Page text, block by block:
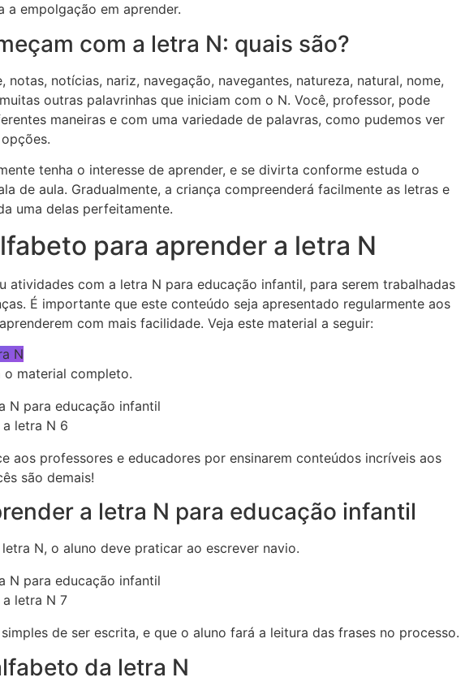
a empolgação em aprender.
com a letra N: quais são?
notas, notícias, nariz, navegação, navegantes, natureza, natural, nome,
outras palavrinhas que iniciam com o N. Você, professor, pode
maneiras e com uma variedade de palavras, como pudemos ver
tenha o interesse de aprender, e se divirta conforme estuda o
de aula. Gradualmente, a criança compreenderá facilmente as letras e
uma delas perfeitamente.
para aprender a letra N
atividades com a letra N para educação infantil, para serem trabalhadas
É importante que este conteúdo seja apresentado regularmente aos
com mais facilidade. Veja este material a seguir:
N
o material completo.
letra N 6
aos professores e educadores por ensinarem conteúdos incríveis aos
são demais!
a letra N para educação infantil
N, o aluno deve praticar ao escrever navio.
letra N 7
de ser escrita, e que o aluno fará a leitura das frases no processo.
da letra N